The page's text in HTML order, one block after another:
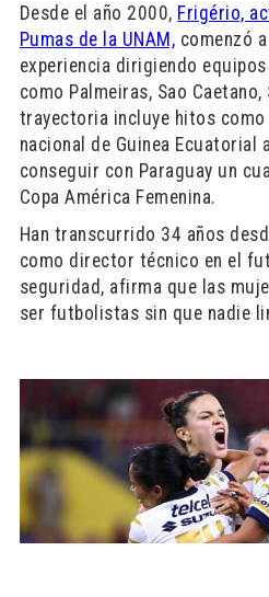
Desde el año 2000, Frigério,
Pumas de la UNAM, comenzó
experiencia dirigiendo
como Palmeiras, Sao
trayectoria incluye hitos
nacional de Guinea Ecuatorial
conseguir con Paraguay un
Copa América Femenina.
Han transcurrido 34 años
como director técnico en el
seguridad, afirma que las
ser futbolistas sin que nadie